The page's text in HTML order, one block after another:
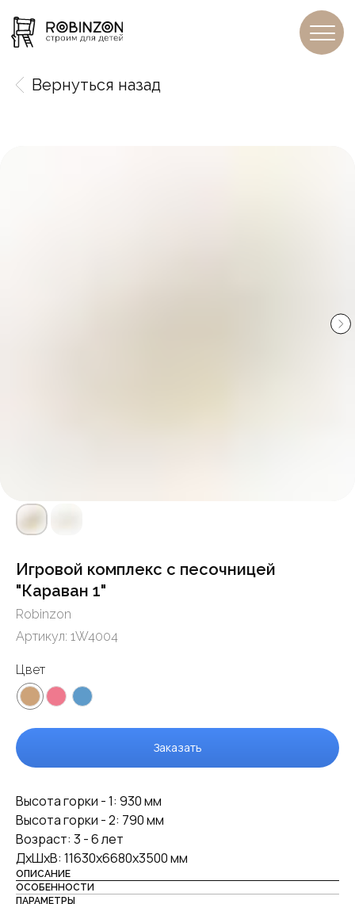
Вернуться назад
Игровой комплекс с песочницей
"Караван 1"
Robinzon
Артикул: 1W4004
Цвет
Заказать
Высота горки - 1: 930 мм
Высота горки - 2: 790 мм
Возраст: 3 - 6 лет
ДxШxВ: 11630x6680x3500 мм
ОПИСАНИЕ
ОСОБЕННОСТИ
ПАРАМЕТРЫ